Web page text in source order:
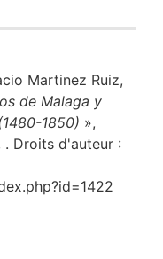
Martinez Ruiz,
de Malaga y
1850) »,
Droits d'auteur :